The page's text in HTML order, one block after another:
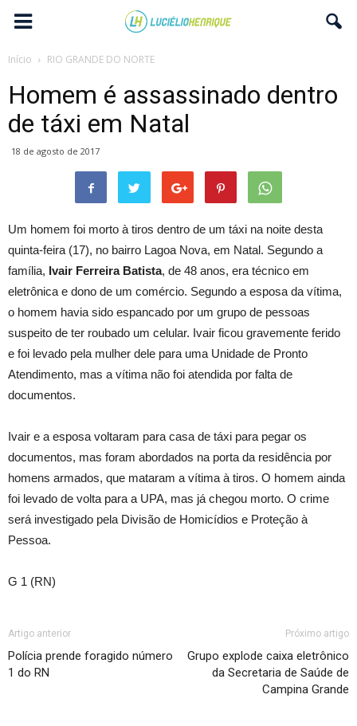
Início RIO GRANDE DO NORTE
Homem é assassinado dentro
de táxi em Natal
18 de agosto de 2017
Um homem foi morto à tiros dentro de um táxi na noite desta
quinta-feira (17), no bairro Lagoa Nova, em Natal. Segundo a
família, Ivair Ferreira Batista, de 48 anos, era técnico em
eletrônica e dono de um comércio. Segundo a esposa da vítima,
o homem havia sido espancado por um grupo de pessoas
suspeito de ter roubado um celular. Ivair ficou gravemente ferido
e foi levado pela mulher dele para uma Unidade de Pronto
Atendimento, mas a vítima não foi atendida por falta de
documentos.
Ivair e a esposa voltaram para casa de táxi para pegar os
documentos, mas foram abordados na porta da residência por
homens armados, que mataram a vítima à tiros. O homem ainda
foi levado de volta para a UPA, mas já chegou morto. O crime
será investigado pela Divisão de Homicídios e Proteção à
Pessoa.
G 1 (RN)
Artigo anterior
Polícia prende foragido número
1 do RN
Próximo artigo
Grupo explode caixa eletrônico
da Secretaria de Saúde de
Campina Grande